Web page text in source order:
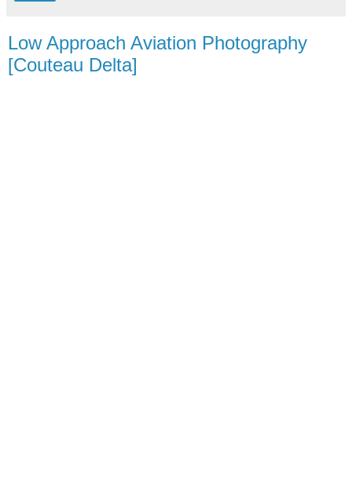
Low Approach Aviation Photography
[Couteau Delta]